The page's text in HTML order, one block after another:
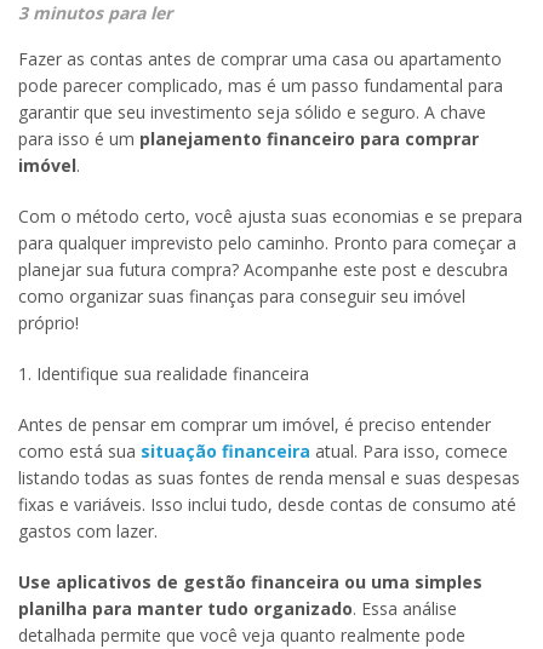
3 minutos para ler
Fazer as contas antes de comprar uma casa ou apartamento
pode parecer complicado, mas é um passo fundamental para
garantir que seu investimento seja sólido e seguro. A chave
para isso é um planejamento financeiro para comprar
imóvel.
Com o método certo, você ajusta suas economias e se prepara
para qualquer imprevisto pelo caminho. Pronto para começar a
planejar sua futura compra? Acompanhe este post e descubra
como organizar suas finanças para conseguir seu imóvel
próprio!
1. Identifique sua realidade financeira
Antes de pensar em comprar um imóvel, é preciso entender
como está sua situação financeira atual. Para isso, comece
listando todas as suas fontes de renda mensal e suas despesas
fixas e variáveis. Isso inclui tudo, desde contas de consumo até
gastos com lazer.
Use aplicativos de gestão financeira ou uma simples
planilha para manter tudo organizado. Essa análise
detalhada permite que você veja quanto realmente pode